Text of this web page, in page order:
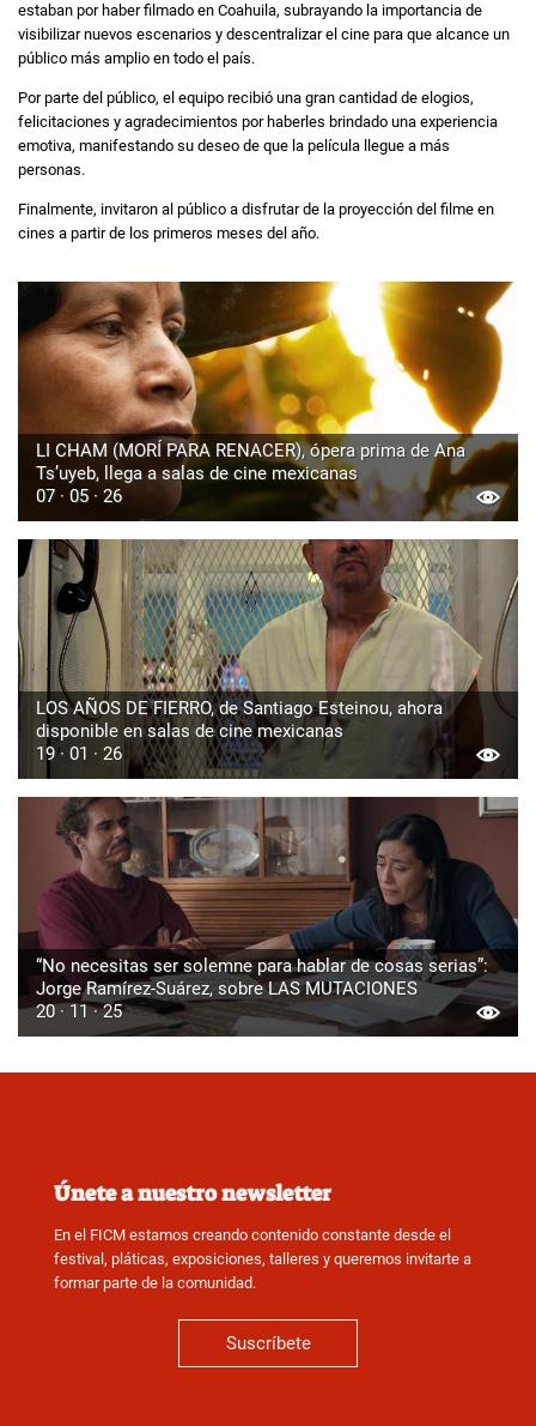
estaban por haber filmado en Coahuila, subrayando la importancia de
visibilizar nuevos escenarios y descentralizar el cine para que alcance un
público más amplio en todo el país.
Por parte del público, el equipo recibió una gran cantidad de elogios,
felicitaciones y agradecimientos por haberles brindado una experiencia
emotiva, manifestando su deseo de que la película llegue a más
personas.
Finalmente, invitaron al público a disfrutar de la proyección del filme en
cines a partir de los primeros meses del año.
LI CHAM (MORÍ PARA RENACER), ópera prima de Ana
Ts’uyeb, llega a salas de cine mexicanas
07 · 05 · 26
LOS AÑOS DE FIERRO, de Santiago Esteinou, ahora
disponible en salas de cine mexicanas
19 · 01 · 26
“No necesitas ser solemne para hablar de cosas serias”:
Jorge Ramírez-Suárez, sobre LAS MUTACIONES
20 · 11 · 25
Únete a nuestro newsletter
En el FICM estamos creando contenido constante desde el
festival, pláticas, exposiciones, talleres y queremos invitarte a
formar parte de la comunidad.
Suscríbete